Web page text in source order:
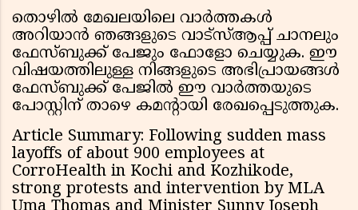
തൊഴിൽ മേഖലയിലെ വാർത്തകൾ
അറിയാൻ ഞങ്ങളുടെ വാട്സ്ആപ്പ് ചാനലും
ഫേസ്ബുക്ക് പേജും ഫോളോ ചെയ്യുക. ഈ
വിഷയത്തിലുള്ള നിങ്ങളുടെ അഭിപ്രായങ്ങൾ
ഫേസ്ബുക്ക് പേജിൽ ഈ വാർത്തയുടെ
പോസ്റ്റിന് താഴെ കമൻ്റായി രേഖപ്പെടുത്തുക.
Article Summary: Following sudden mass
layoffs of about 900 employees at
CorroHealth in Kochi and Kozhikode,
strong protests and intervention by MLA